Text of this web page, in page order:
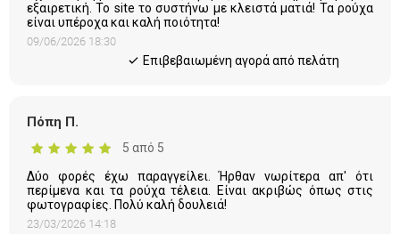
εξαιρετική. Το site το συστήνω με κλειστά ματιά! Τα ρούχα
είναι υπέροχα και καλή ποιότητα!
09/06/2026 18:30
Eπιβεβαιωμένη αγορά από πελάτη
Πόπη Π.
5 από 5
Δύο φορές έχω παραγγείλει. Ήρθαν νωρίτερα απ' ότι
περίμενα και τα ρούχα τέλεια. Είναι ακριβώς όπως στις
φωτογραφίες. Πολύ καλή δουλειά!
23/03/2026 14:18